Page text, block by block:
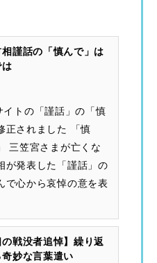
謹話の「慎んで」は
トの「謹話」の「慎
正されました 「慎
三笠宮さまが亡くな
が発表した「謹話」の
で心から哀悼の意を表
の戦没者追悼】繰り返
妙な言葉遣い